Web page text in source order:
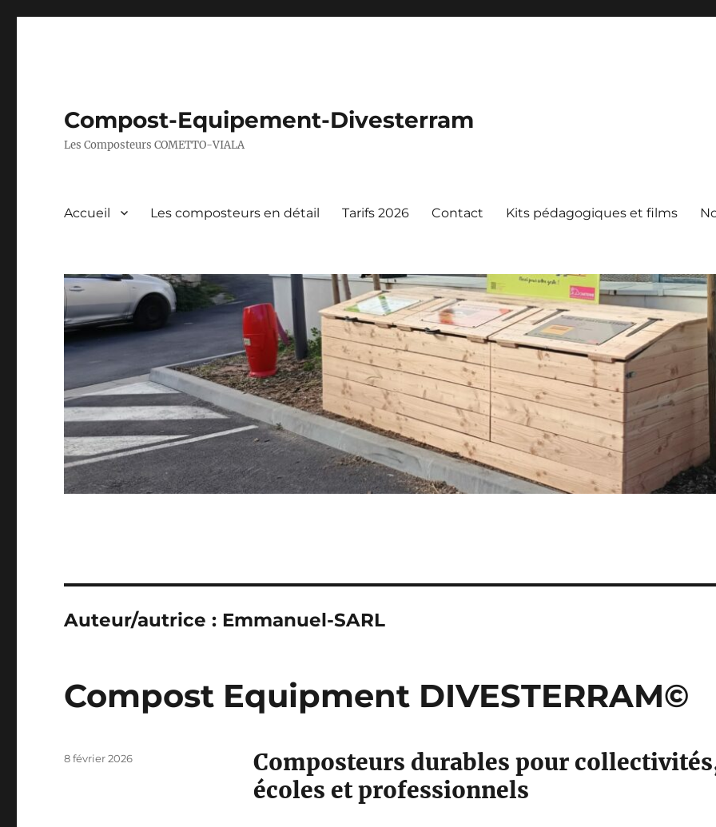
Compost-Equipement-Divesterram
Les Composteurs COMETTO-VIALA
Accueil Les composteurs en détail Tarifs 2026 Contact Kits pédagogiques et films
Auteur/autrice : Emmanuel-SARL
Compost Equipment DIVESTERRAM©
Composteurs durables pour
écoles et professionnels
Publié
8 février 2026